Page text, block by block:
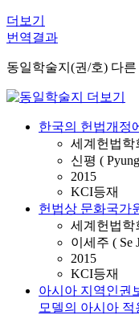
더보기
번역결과
동일학술지(권/호) 다른
한국의 헌법개정
세계헌법학
신평 (
2015
KCI등재
헌법상 문화국가
세계헌법학
이세주 ( Se
2015
KCI등재
아시아 지역인권
모델의 아시아